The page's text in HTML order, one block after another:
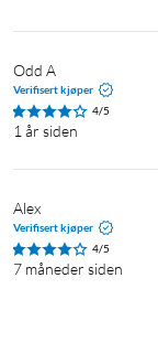
Odd A
Verifisert kjøper
4/5
1 år siden
Alex
Verifisert kjøper
4/5
7 måneder siden